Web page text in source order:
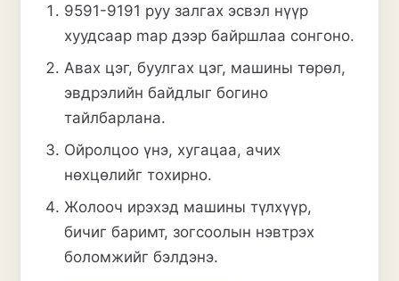
9591-9191 руу залгах эсвэл нүүр
хуудсаарmap дээр байршлаа сонгоно.
Авах цэг, буулгах цэг, машины төрөл,
эвдрэлийн байдлыг богино
тайлбарлана.
Ойролцоо үнэ, хугацаа, ачих
нөхцөлийг тохирно.
Жолооч ирэхэд машины түлхүүр,
бичиг баримт, зогсоолын нэвтрэх
боломжийг бэлдэнэ.